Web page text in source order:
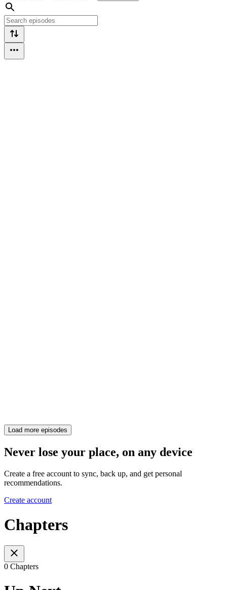
Load more episodes
Never lose your place, on any device
Create a free account to sync, back up, and get personal
recommendations.
Create account
Chapters
0 Chapters